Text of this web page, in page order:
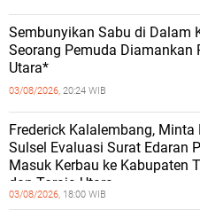
Sembunyikan Sabu di Dalam
Seorang Pemuda Diamankan
Utara*
03/08/2026, 20:24 WIB
Frederick Kalalembang, Minta
Sulsel Evaluasi Surat Edaran
Masuk Kerbau ke Kabupaten
dan Toraja Utara
03/08/2026, 18:00 WIB